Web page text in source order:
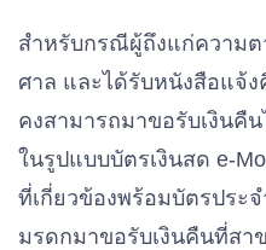
สำหรับกรณีผู้ถึงแก่ความ
ศาล และได้รับหนังสือแจ้
คงสามารถมาขอรับเงินคื
ในรูปแบบบัตรเงินสด e-
ที่เกี่ยวข้องพร้อมบัตรประ
มรดกมาขอรับเงินคืนที่สา